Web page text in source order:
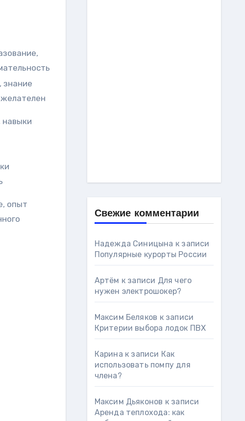
знание
желателен
навыки
опыт
Свежие комментарии
Надежда Синицына к записи
Популярные курорты России
Артём к записи Для чего
нужен электрошокер?
Максим Беляков к записи
Критерии выбора лодок ПВХ
Карина к записи Как
использовать помпу для
члена?
Максим Дьяконов к записи
Аренда теплохода: как